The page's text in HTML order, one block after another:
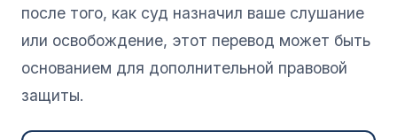
после того, как суд назначил ваше слушание
или освобождение, этот перевод может быть
основанием для дополнительной правовой
защиты.